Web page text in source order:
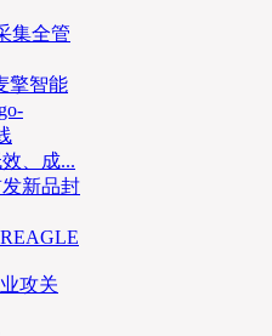
来了业绩增长驱动力。中
，这主要得益于电子
抖音电商退货市场的消
合作的归于沉寂。值得
快递行业继续反内卷开了
解决方案推动差异化发展
，在行业化战略方面，
集全管
擎智能
、成...
新品封
攻关